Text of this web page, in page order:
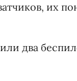
их
два